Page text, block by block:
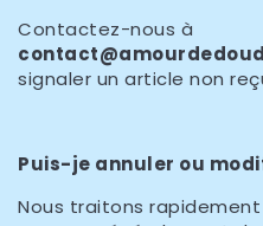
Contactez-nous à
signaler un article non
Puis-je annuler ou
Nous traitons